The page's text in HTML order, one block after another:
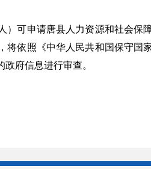
可申请唐县人力资源和社会保
依照《中华人民共和国保守国家
府信息进行审查。